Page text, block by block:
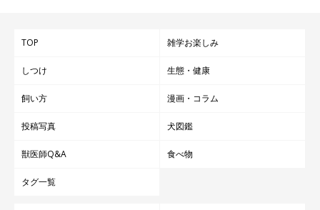
TOP 雑学お楽しみ
しつけ 生態・健康
飼い方 漫画・コラム
投稿写真 犬図鑑
獣医師Q&A 食べ物
タグ一覧